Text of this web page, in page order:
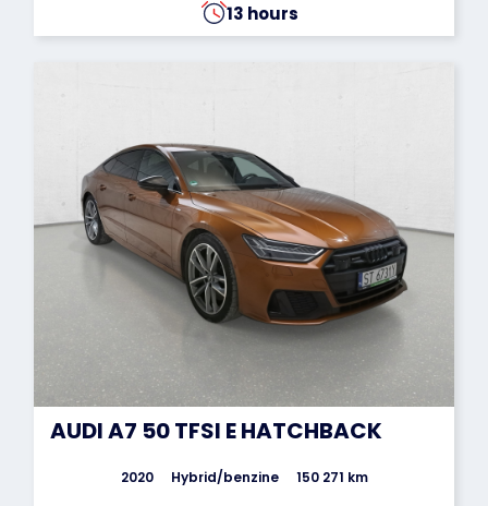
13 hours
AUDI A7 50 TFSI E HATCHBACK
2020 Hybrid/benzine 150 271 km